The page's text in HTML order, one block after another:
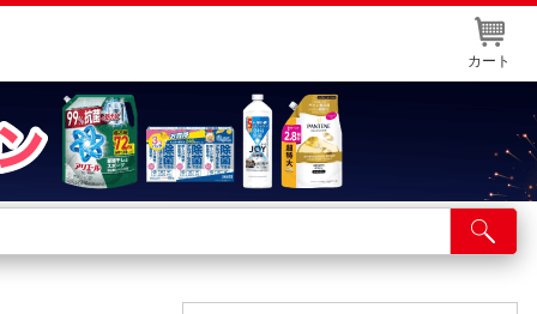
カート
舗サービス
ト取り置き